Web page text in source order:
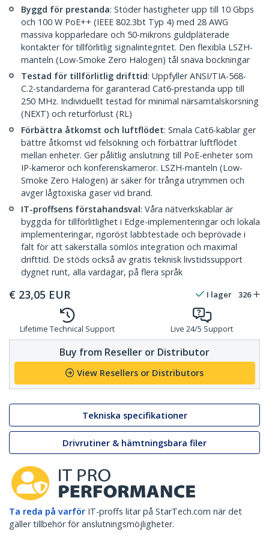
Byggd för prestanda: Stöder hastigheter upp till 10 Gbps
och 100 W PoE++ (IEEE 802.3bt Typ 4) med 28 AWG
massiva kopparledare och 50-mikrons guldpläterade
kontakter för tillförlitlig signalintegritet. Den flexibla LSZH-
manteln (Low-Smoke Zero Halogen) tål snäva bockningar
Testad för tillförlitlig drifttid: Uppfyller ANSI/TIA-568-
C.2-standarderna för garanterad Cat6-prestanda upp till
250 MHz. Individuellt testad för minimal närsamtalskorsning
(NEXT) och returförlust (RL)
Förbättra åtkomst och luftflödet: Smala Cat6-kablar ger
bättre åtkomst vid felsökning och förbättrar luftflödet
mellan enheter. Ger pålitlig anslutning till PoE-enheter som
IP-kameror och konferenskameror. LSZH-manteln (Low-
Smoke Zero Halogen) är säker för trånga utrymmen och
avger lågtoxiska gaser vid brand.
IT-proffsens förstahandsval: Våra nätverkskablar är
byggda för tillförlitlighet i Edge-implementeringar och lokala
implementeringar, rigoröst labbtestade och beprövade i
fält för att säkerställa sömlös integration och maximal
drifttid. De stöds också av gratis teknisk livstidssupport
dygnet runt, alla vardagar, på flera språk
€ 23,05 EUR I lager 326
Lifetime Technical Support Live 24/5 Support
Buy from Reseller or Distributor
View Resellers or Distributors
Tekniska specifikationer
Drivrutiner & hämtningsbara filer
Ta reda på varför IT-proffs litar på StarTech.com när det
gäller tillbehör för anslutningsmöjligheter.